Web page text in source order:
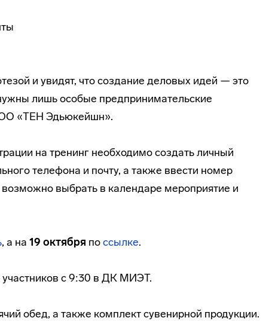
и увидят, что создание деловых идей — это
лишь особые предпринимательские
«ТЕН Эдьюкейшн».
на тренинг необходимо создать личный
телефона и почту, а также ввести номер
выбрать в календаре мероприятие и
, а на 19 октября поссылке.
с 9:30 в ДК МИЭТ.
обед, а также комплект сувенирной продукции.